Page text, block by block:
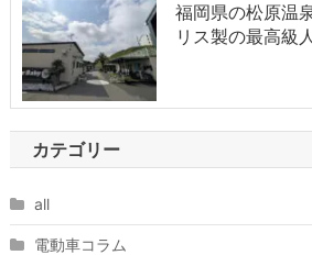
福岡県の松原温
リス製の最高級
カテゴリー
all
電動車コラム